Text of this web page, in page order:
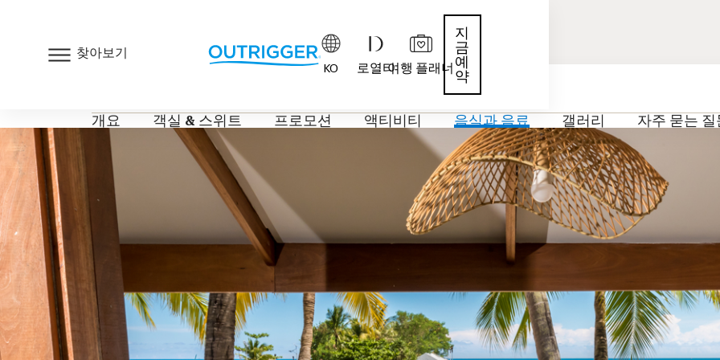
찾아보기
KO
로열티여행 플래너
지
금
예
약
아웃리거 코사무이 비치 리조트
개요 객실 & 스위트 프로모션 액티비티 음식과 음료 갤러리 자주 묻는 질